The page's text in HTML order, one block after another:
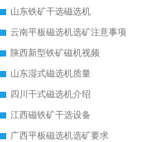
山东铁矿干选磁选机
云南平板磁选机选矿注意事项
陕西新型铁矿磁机视频
山东湿式磁选机质量
四川干式磁选机介绍
江西磁铁矿干选设备
广西平板磁选机选矿要求